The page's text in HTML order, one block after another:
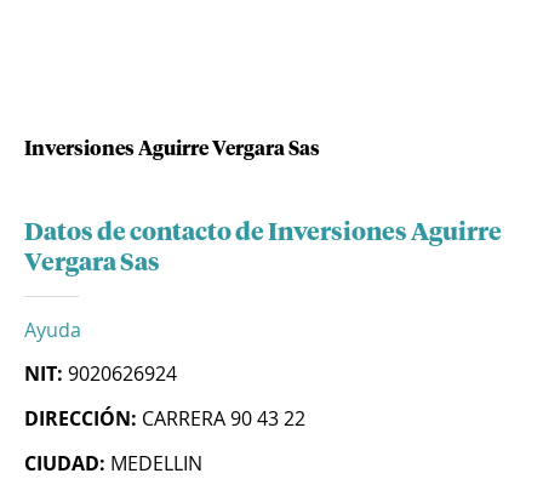
Inversiones Aguirre Vergara Sas
Datos de contacto de Inversiones Aguirre
Vergara Sas
Ayuda
NIT: 9020626924
DIRECCIÓN: CARRERA 90 43 22
CIUDAD: MEDELLIN